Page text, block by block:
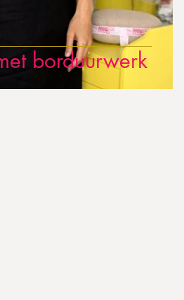
borduurwerk